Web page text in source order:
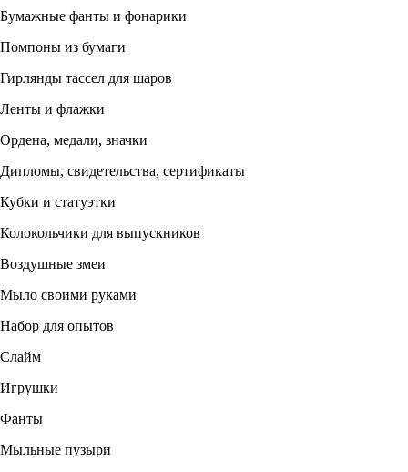
Бумажные фанты и фонарики
Помпоны из бумаги
Гирлянды тассел для шаров
Ленты и флажки
Ордена, медали, значки
Дипломы, свидетельства, сертификаты
Кубки и статуэтки
Колокольчики для выпускников
Воздушные змеи
Мыло своими руками
Набор для опытов
Слайм
Игрушки
Фанты
Мыльные пузыри